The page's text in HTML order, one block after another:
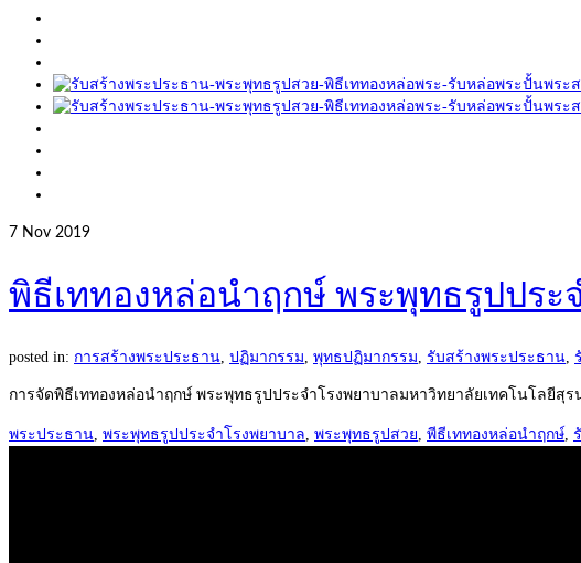
7 Nov 2019
พิธีเททองหล่อนำฤกษ์ พระพุทธรูปประ
posted in: การสร้างพระประธาน, ปฏิมากรรม, พุทธปฏิมากรรม, รับสร้างพระประธาน,
การจัดพิธีเททองหล่อนำฤกษ์ พระพุทธรูปประจำโรงพยาบาลมหาวิทยาลัยเทคโนโลยี
พระประธาน, พระพุทธรูปประจำโรงพยาบาล, พระพุทธรูปสวย, พีธีเททองหล่อนำฤกษ์,